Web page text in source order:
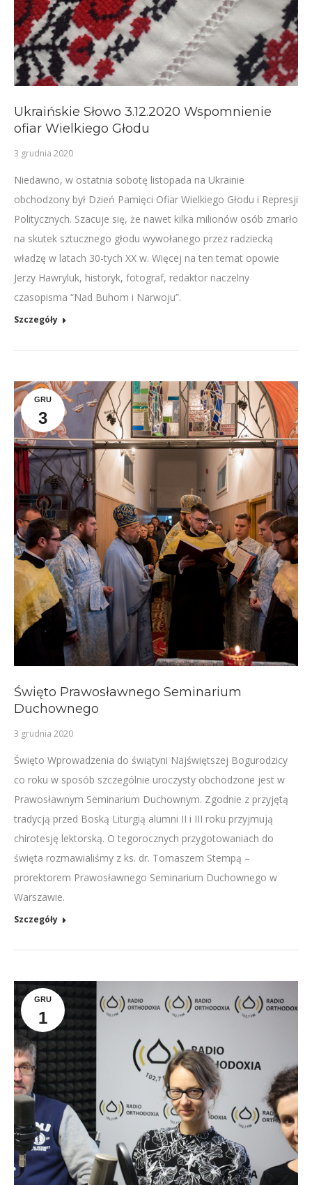
Ukraińskie Słowo 3.12.2020 Wspomnienie
ofiar Wielkiego Głodu
3 grudnia 2020
Niedawno, w ostatnia sobotę listopada na Ukrainie
obchodzony był Dzień Pamięci Ofiar Wielkiego Głodu i Represji
Politycznych. Szacuje się, że nawet kilka milionów osób zmarło
na skutek sztucznego głodu wywołanego przez radziecką
władzę w latach 30-tych XX w. Więcej na ten temat opowie
Jerzy Hawryluk, historyk, fotograf, redaktor naczelny
czasopisma “Nad Buhom i Narwoju”.
Szczegóły
GRU
3
Święto Prawosławnego Seminarium
Duchownego
3 grudnia 2020
Święto Wprowadzenia do świątyni Najświętszej Bogurodzicy
co roku w sposób szczególnie uroczysty obchodzone jest w
Prawosławnym Seminarium Duchownym. Zgodnie z przyjętą
tradycją przed Boską Liturgią alumni II i III roku przyjmują
chirotesję lektorską. O tegorocznych przygotowaniach do
święta rozmawialiśmy z ks. dr. Tomaszem Stempą –
prorektorem Prawosławnego Seminarium Duchownego w
Warszawie.
Szczegóły
GRU
1